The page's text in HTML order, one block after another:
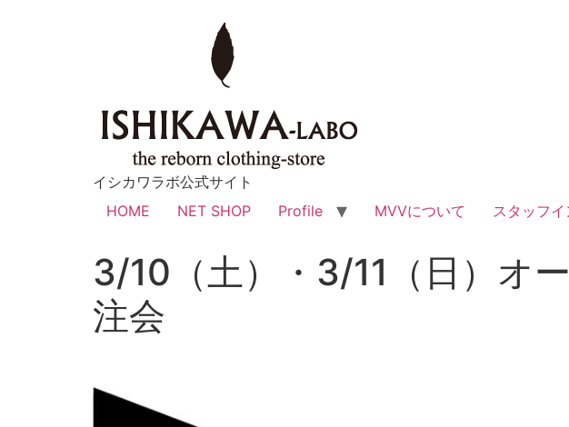
イシカワラボ公式サイト
HOME
NET SHOP Profile MVVについて スタッフ
3/10（土）・3/11（日）オ
注会